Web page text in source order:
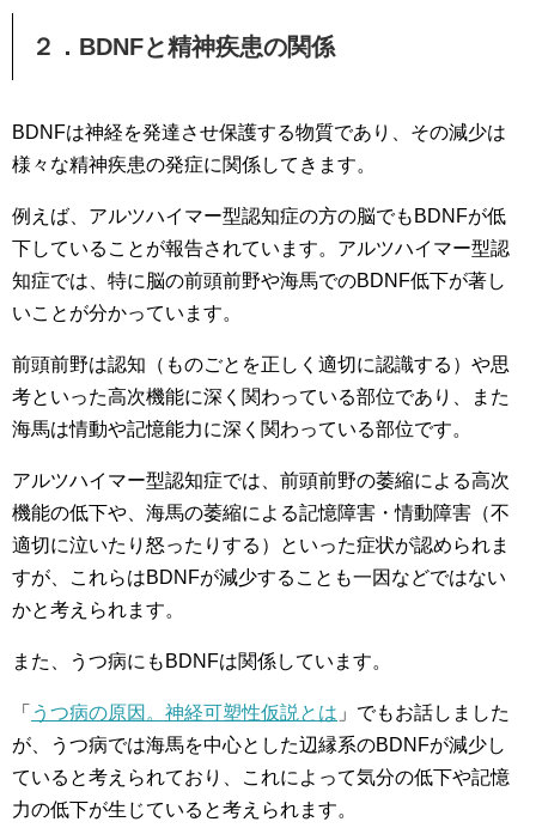
２．BDNFと精神疾患の関係
BDNFは神経を発達させ保護する物質であり、その減少は
様々な精神疾患の発症に関係してきます。
例えば、アルツハイマー型認知症の方の脳でもBDNFが低
下していることが報告されています。アルツハイマー型認
知症では、特に脳の前頭前野や海馬でのBDNF低下が著し
いことが分かっています。
前頭前野は認知（ものごとを正しく適切に認識する）や思
考といった高次機能に深く関わっている部位であり、また
海馬は情動や記憶能力に深く関わっている部位です。
アルツハイマー型認知症では、前頭前野の萎縮による高次
機能の低下や、海馬の萎縮による記憶障害・情動障害（不
適切に泣いたり怒ったりする）といった症状が認められま
すが、これらはBDNFが減少することも一因などではない
かと考えられます。
また、うつ病にもBDNFは関係しています。
「 うつ病の原因。神経可塑性仮説とは 」でもお話しました
が、うつ病では海馬を中心とした辺縁系のBDNFが減少し
ていると考えられており、これによって気分の低下や記憶
力の低下が生じていると考えられます。